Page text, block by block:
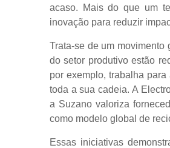
acaso. Mais do que um
inovação para reduzir
Trata-se de um
do setor produtivo estão
por exemplo, trabalha
toda a sua cadeia. A
a Suzano valoriza
como modelo global de
Essas iniciativas